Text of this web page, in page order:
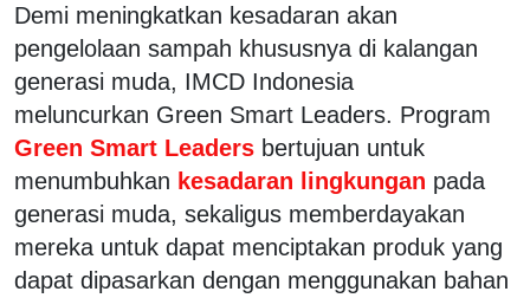
Demi meningkatkan kesadaran akan
pengelolaan sampah khususnya di kalangan
generasi muda, IMCD Indonesia
meluncurkan Green Smart Leaders. Program
Green Smart Leaders bertujuan untuk
menumbuhkan kesadaran lingkungan pada
generasi muda, sekaligus memberdayakan
mereka untuk dapat menciptakan produk yang
dapat dipasarkan dengan menggunakan bahan